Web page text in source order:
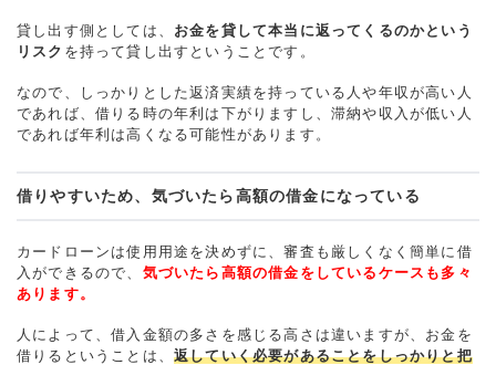
貸し出す側としては、 お金を貸して本当に返ってくるのかという
リスク を持って貸し出すということです。
なので、しっかりとした返済実績を持っている人や年収が高い人
であれば、借りる時の年利は下がりますし、滞納や収入が低い人
であれば年利は高くなる可能性があります。
借りやすいため、気づいたら高額の借金になっている
カードローンは使用用途を決めずに、審査も厳しくなく簡単に借
入ができるので、 気づいたら高額の借金をしているケースも多々
あります。
人によって、借入金額の多さを感じる高さは違いますが、お金を
借りるということは、 返していく必要があることをしっかりと把